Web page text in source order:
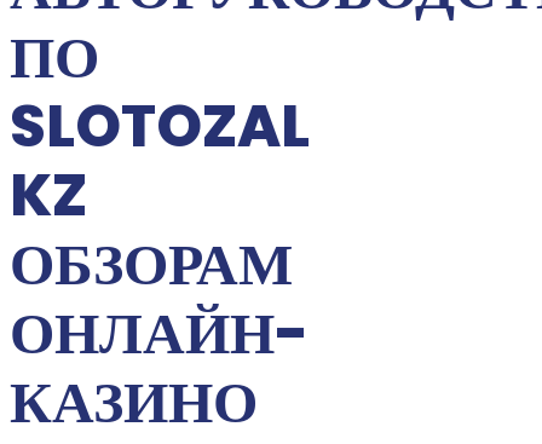
ПО
SLOTOZAL
KZ
ОБЗОРАМ
ОНЛАЙН-
КАЗИНО